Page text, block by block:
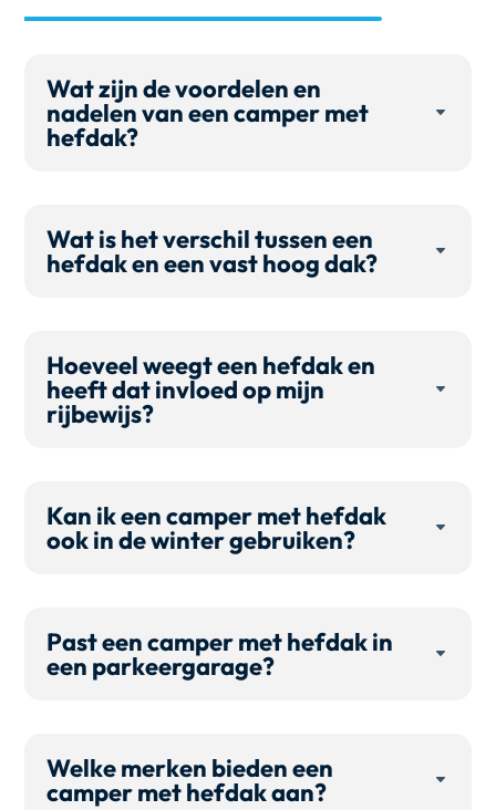
Wat zijn de voordelen en
nadelen van een camper met
hefdak?
Wat is het verschil tussen een
hefdak en een vast hoog dak?
Hoeveel weegt een hefdak en
heeft dat invloed op mijn
rijbewijs?
Kan ik een camper met hefdak
ook in de winter gebruiken?
Past een camper met hefdak in
een parkeergarage?
Welke merken bieden een
camper met hefdak aan?